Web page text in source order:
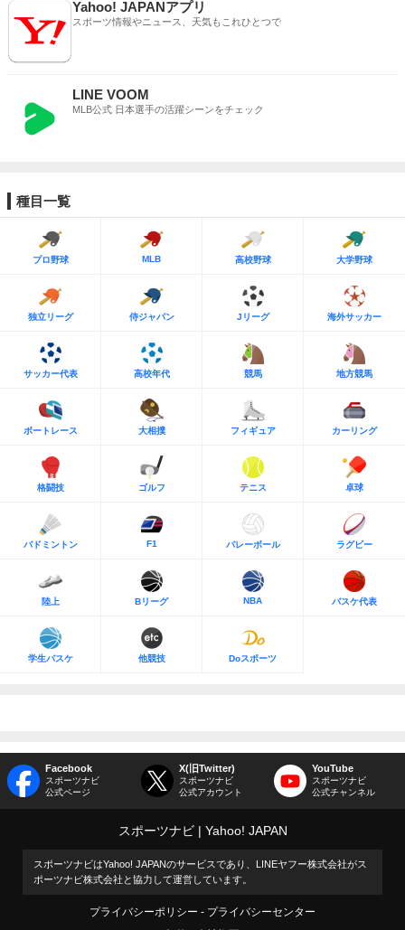
Yahoo! JAPANアプリ
スポーツ情報やニュース、天気もこれひとつで
LINE VOOM
MLB公式 日本選手の活躍シーンをチェック
種目一覧
プロ野球 MLB 高校野球 大学野球
独立リーグ 侍ジャパン Jリーグ 海外サッカー
サッカー代表 高校年代 競馬 地方競馬
ボートレース 大相撲 フィギュア カーリング
格闘技 ゴルフ テニス 卓球
バドミントン F1 バレーボール ラグビー
陸上 Bリーグ NBA バスケ代表
学生バスケ 他競技 Doスポーツ
Facebook
スポーツナビ
公式ページ
X(旧Twitter)
スポーツナビ
公式アカウント
YouTube
スポーツナビ
公式チャンネル
スポーツナビ Yahoo! JAPAN
スポーツナビはYahoo! JAPANのサービスであり、LINEヤフー株式会社がス
ポーツナビ株式会社と協力して運営しています。
プライバシーポリシー
プライバシーセンター